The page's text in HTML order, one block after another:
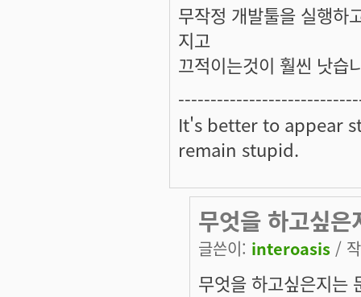
무작정 개발툴을 실행하
지고
끄적이는것이 훨씬 낫습
It's better to appear
remain stupid.
무엇을 하고싶
글쓴이: interoasis /
무엇을 하고싶은지는